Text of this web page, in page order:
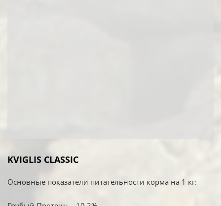
KVIGLIS CLASSIC
Основные показатели питательности корма на 1 кг: